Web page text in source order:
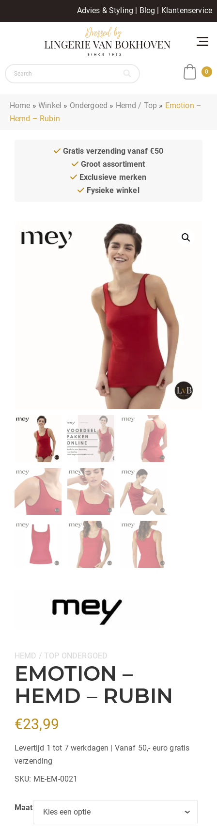
Advies & Styling | Blog | Klantenservice
0
Home »Winkel » Ondergoed » Hemd / Top » Emotion –
Hemd – Rubin
Gratis verzending vanaf €50
Groot assortiment
Exclusieve merken
Fysieke winkel
Categorieën:
HEMD / TOP ONDERGOED
EMOTION –
HEMD – RUBIN
€23,99
Levertijd 1 tot 7 werkdagen | Vanaf 50,- euro gratis
verzending
SKU: ME-EM-0021
Maat